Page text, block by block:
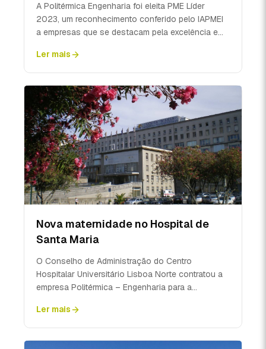
A Politérmica Engenharia foi eleita PME Líder
2023, um reconhecimento conferido pelo IAPMEI
a empresas que se destacam pela excelência e
Ler mais
Nova maternidade no Hospital de
Santa Maria
O Conselho de Administração do Centro
Hospitalar Universitário Lisboa Norte contratou a
empresa Politérmica – Engenharia para a
Ler mais